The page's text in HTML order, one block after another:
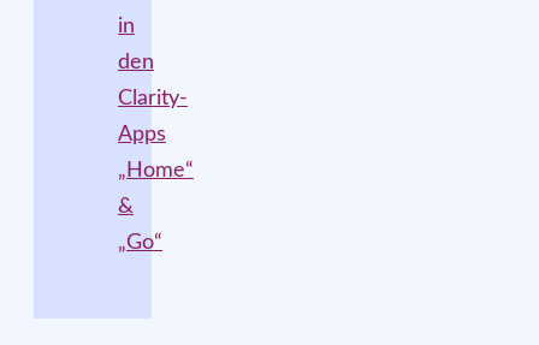
in
den
Clarity-
Apps
„Home“
&
„Go“